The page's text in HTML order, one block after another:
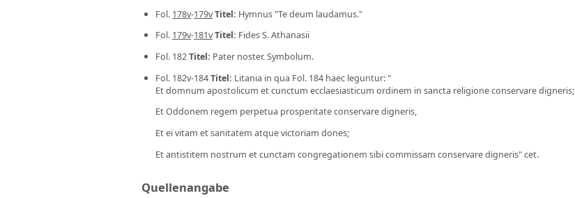
Fol. 178v-179vTitel: Hymnus "Te deum laudamus."
Fol. 179v-181vTitel: Fides S. Athanasii
Fol. 182Titel: Pater noster. Symbolum.
Fol. 182v-184Titel: Litania in qua Fol. 184 haec leguntur: "
Et domnum apostolicum et cunctum ecclaesiasticum ordinem in sancta religione conservare digneris;
Et Oddonem regem perpetua prosperitate conservare digneris,
Et ei vitam et sanitatem atque victoriam dones;
Et antistitem nostrum et cunctam congregationem sibi commissam conservare digneris" cet.
Quellenangabe